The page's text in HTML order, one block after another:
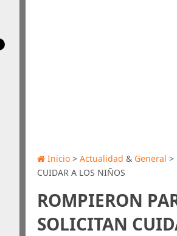
Inicio >Actualidad & General >
CUIDAR A LOS NIÑOS
ROMPIERON
SOLICITAN